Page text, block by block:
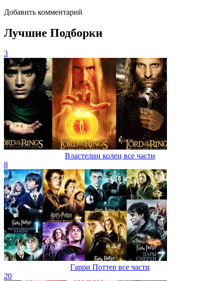
Добавить комментарий
Лучшие Подборки
3
Властелин колец все части
8
Гарри Поттер все части
20